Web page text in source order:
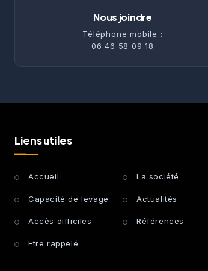
Nous joindre
Téléphone mobile :
06 46 58 09 18
Liens utiles
Accueil La société
Capacité de levage Actualités
Accès difficiles Références
Etre rappelé